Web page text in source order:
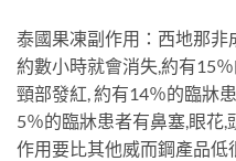
泰國果凍副作用：西地那非
約數小時就會消失,約有15
頸部發紅, 約有14％的臨牀
5％的臨牀患者有鼻塞,眼花,
作用要比其他威而鋼產品